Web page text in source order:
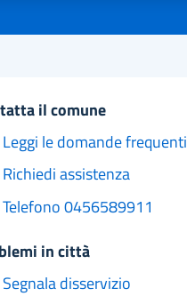
il comune
Leggi le domande frequenti
Richiedi assistenza
Telefono 0456589911
in città
Segnala disservizio